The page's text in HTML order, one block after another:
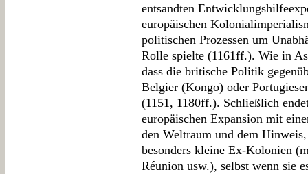
entsandten
europäischen
politischen Prozessen um
Rolle spielte (1161ff.). Wie in
dass die britische Politik
Belgier (Kongo) oder
(1151, 1180ff.). Schließlich
europäischen Expansion mit
den Weltraum und dem
besonders kleine Ex-Kolonien
Réunion usw.), selbst wenn sie